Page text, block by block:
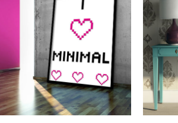
Opcje
można
wybrać
na
stronie
produktu